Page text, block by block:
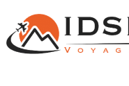
Content